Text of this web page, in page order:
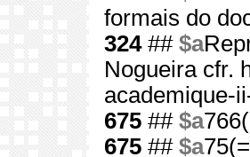
formais do
324## $a
Nogueira cfr.
academique-
675 ## $a
675 ## $a